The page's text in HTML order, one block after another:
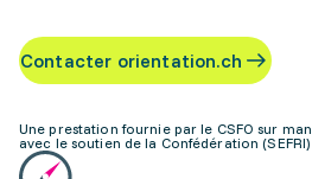
Contacter orientation.ch
Une prestation fournie par le CSFO sur
avec le soutien de la Confédération (SEFRI)